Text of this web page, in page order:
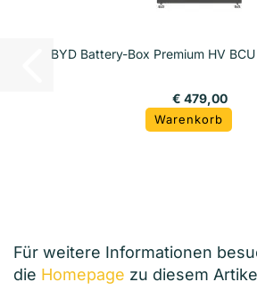
BYD Battery-Box Premium HV
€ 479,00
Warenkorb
Für weitere Informationen
die Homepage zu diesem